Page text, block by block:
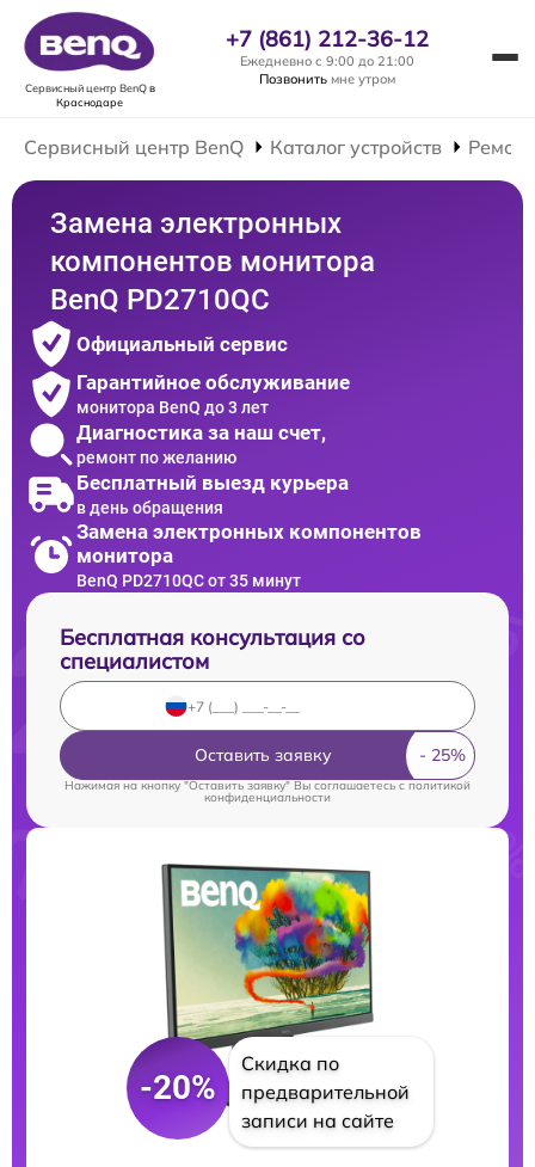
Сервисный центр BenQв
Краснодаре
+7 (861) 212-36-12
Ежедневно с 9:00 до 21:00
Позвонить мне утром
Сервисный центр BenQ Каталог устройств
Замена электронных
компонентов монитора
BenQ PD2710QC
Официальный сервис
Гарантийное обслуживание
монитора BenQ до 3 лет
Диагностика за наш счет,
ремонт по желанию
Бесплатный выезд курьера
в день обращения
Замена электронных компонентов
монитора
BenQ PD2710QC от 35 минут
Бесплатная консультация со
специалистом
Оставить заявку
Нажимая на кнопку "Оставить заявку" Вы соглашаетесь cполитикой
конфиденциальности
-20%
Скидка по
предварительной
записи на сайте